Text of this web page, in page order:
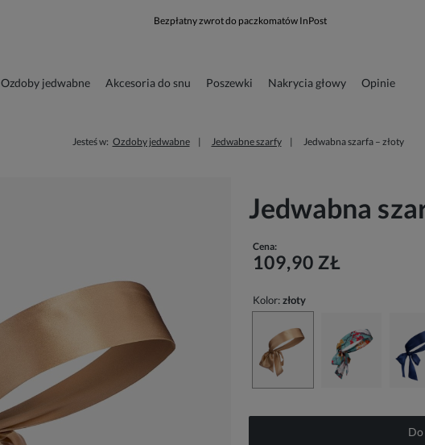
Bezpłatny zwrot do paczkomatów InPost
Ozdoby jedwabne Akcesoria do snu Poszewki Nakrycia głowy Opinie
Jesteś w: Ozdoby jedwabne Jedwabne szarfy Jedwabna szarfa – złoty
Jedwabna
Cena:
109,90 ZŁ
Kolor:złoty
Do